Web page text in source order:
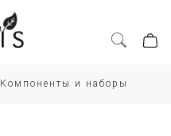
Компоненты и наборы